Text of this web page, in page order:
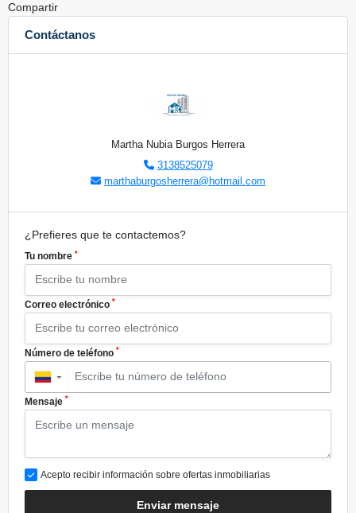
Compartir
Contáctanos
Martha Nubia Burgos Herrera
3138525079
marthaburgosherrera@hotmail.com
¿Prefieres que te contactemos?
Tu nombre *
Correo electrónico *
Número de teléfono *
▼
Mensaje *
Acepto recibir información sobre ofertas inmobiliarias
Enviar mensaje